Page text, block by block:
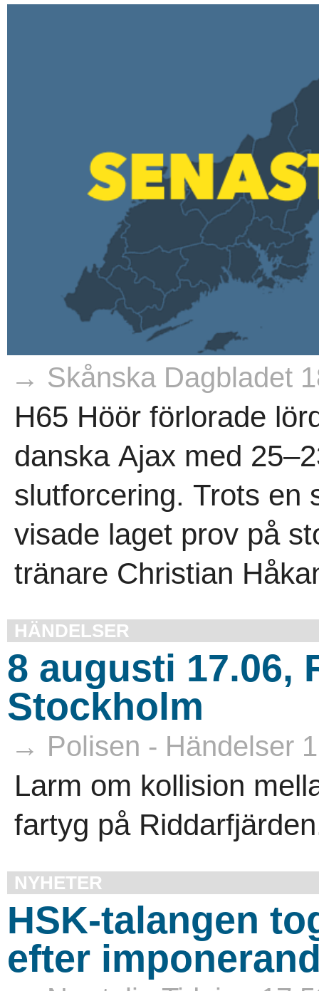
→ Skånska Dagbladet
H65 Höör förlorade
danska Ajax med
slutforcering. Trots en
visade laget prov på
tränare Christian
HÄNDELSER
8 augusti 17.06,
Stockholm
→ Polisen - Händelser
Larm om kollision
fartyg på
NYHETER
HSK-talangen
efter